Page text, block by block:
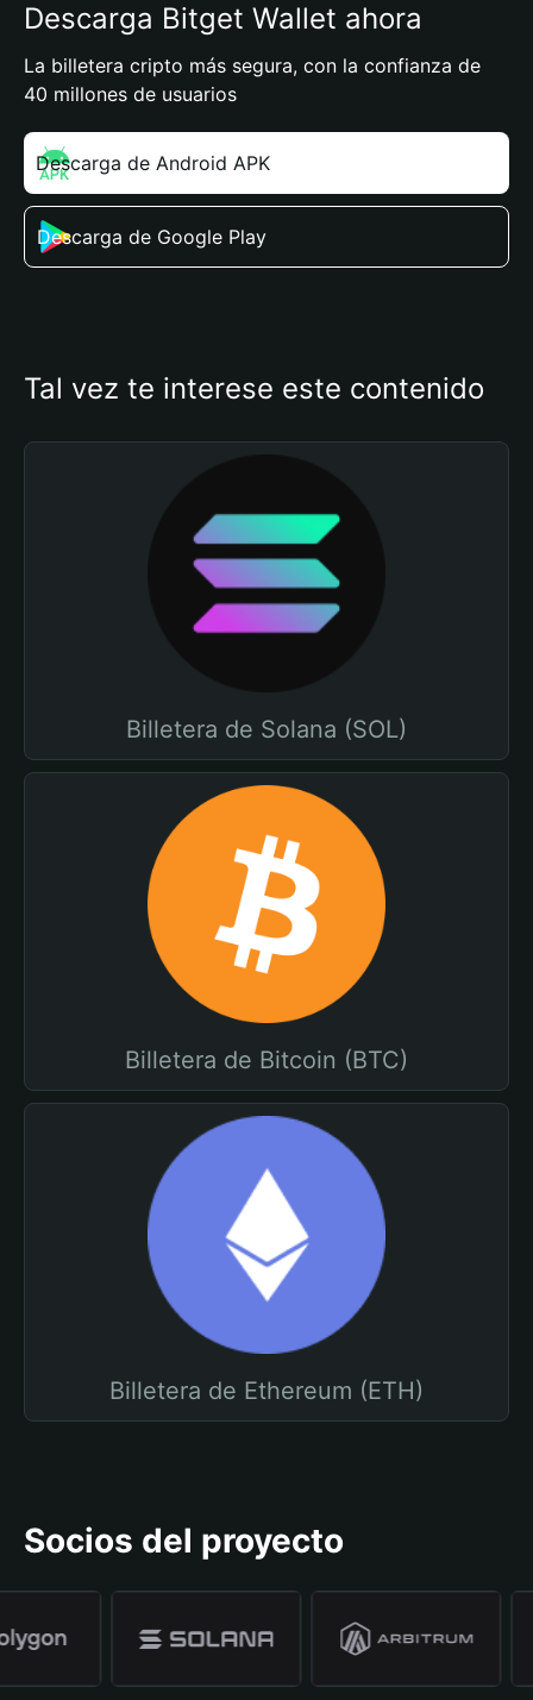
Descarga Bitget Wallet ahora
La billetera cripto más segura, con la confianza de
40 millones de usuarios
Descarga de Android APK
Descarga de Google Play
Tal vez te interese este contenido
Billetera de Solana (SOL)
Billetera de Bitcoin (BTC)
Billetera de Ethereum (ETH)
Socios del proyecto